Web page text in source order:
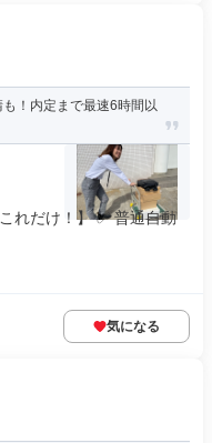
も！内定まで最速6時間以
れだけ！】 ✅ 普通自動
気になる